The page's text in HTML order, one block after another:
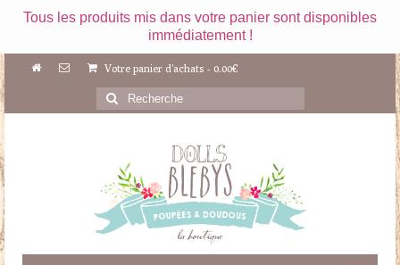
Tous les produits mis dans votre panier sont disponibles
immédiatement !
Votre panier d'achats - 0.00€
Rechercher
: